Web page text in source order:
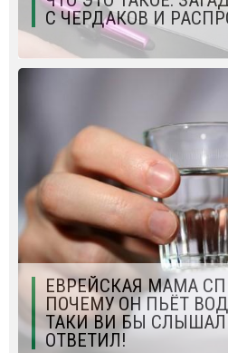
С ЧЕРДАКОВ И
ЕВРЕЙСКАЯ МАМА
ПОЧЕМУ ОН ПЬЁТ
ТАКИ ВИ БЫ
ОТВЕТИЛ!